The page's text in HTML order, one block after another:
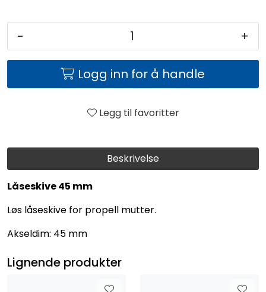
Beskrivelse
Låseskive 45 mm
Løs låseskive for propell mutter.
Akseldim: 45 mm
- +
Logg inn for å handle
Legg til favoritter
Lignende produkter